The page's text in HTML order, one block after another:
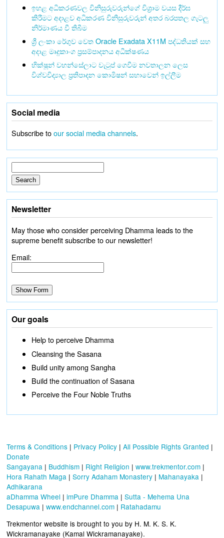
ඉහළ අධිකරණවල විනිසුරුවරුන්ගේ විශ්‍රාම වයස දීර්ඝ
කිරීමට අදාළව අධිකරණ විනිසුරුවරුන් අතර බරපතල ගැටලු
නිර්මාණය වී තිබීම
ශ්‍රී ලංකා රේගුව වෙත Oracle Exadata X11M පද්ධතියක් සහ
අදාළ මෘදුකාංග ප්‍රසම්පාදනය අධීක්ෂණය
භික්ෂූන් වහන්සේලාට වැටුප් ගෙවීම නවතාලන ලෙස
විශ්වවිද්‍යාල ප්‍රතිපාදන කොමිෂන් සභාවෙන් ඉල්ලීම
Social media
Subscribe toour social media channels.
Newsletter
May those who consider perceiving Dhamma leads to the
supreme benefit subscribe to our newsletter!
Email:
Our goals
Help to perceive Dhamma
Cleansing the Sasana
Build unity among Sangha
Build the continuation of Sasana
Perceive the Four Noble Truths
Terms & Conditions | Privacy Policy | All Possible Rights Granted |
Donate
Sangayana | Buddhism | Right Religion | www.trekmentor.com |
Hora Rahath Maga | Sorry Adaham Monastery | Mahanayaka |
Adhikarana
aDhamma Wheel | imPure Dhamma | Sutta - Mehema Una
Desapuwa | www.endchannel.com | Ratahadamu
Trekmentor website is brought to you by H. M. K. S. K.
Wickramanayake (Kamal Wickramanayake).